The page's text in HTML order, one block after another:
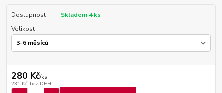
Dostupnost
Skladem 4 ks
Velikost
280 Kč/ks
231 Kč bez DPH